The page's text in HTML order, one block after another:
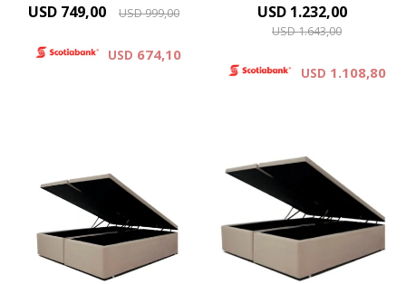
USD 749,00 USD999,00
USD 674,10
USD 1.232,00
USD1.643,00
USD 1.108,80
Con gran capacidad para
almacenamiento el BOX
BAUL es una excelente
opción para quienes
necesitan economizar
Con gran capacidad para
almacenamiento el BOX
BAUL es una excelente
opción para quienes
necesitan economizar